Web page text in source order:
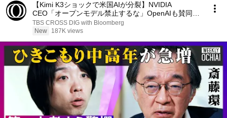
【Kimi K3ショックで米国AIが分裂】NVIDIA
CEO「オープンモデル禁止するな」OpenAIも賛同
／“規制派”アンソロピックが孤立／だが
Claude「Opus 5」は強い【AI QUEST】
TBS CROSS DIG with Bloomberg
New
187K views